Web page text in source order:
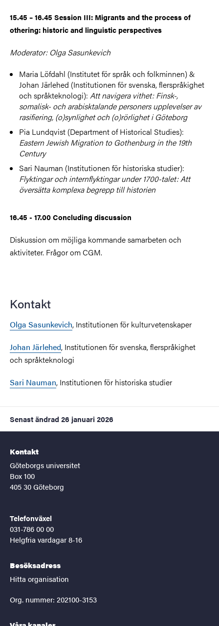
15.45 – 16.45 Session III: Migrants and the process of
othering: historic and linguistic perspectives
Moderator: Olga Sasunkevich
Maria Löfdahl (Institutet för språk och folkminnen) &
Johan Järlehed (Institutionen för svenska, flerspråkighet
och språkteknologi):Att navigera vithet: Finsk-,
somalisk- och arabisktalande personers upplevelser av
rasifiering, (o)synlighet och (o)rörlighet i Göteborg
Pia Lundqvist (Department of Historical Studies):
Eastern Jewish Migration to Gothenburg in the 19th
Century
Sari Nauman (Institutionen för historiska studier):
Flyktingar och internflyktingar under 1700-talet: Att
översätta komplexa begrepp till historien
16.45 - 17.00 Concluding discussion
Diskussion om möjliga kommande samarbeten och
aktiviteter. Frågor om CGM.
Kontakt
Olga Sasunkevich, Institutionen för kulturvetenskaper
Johan Järlehed, Institutionen för svenska, flerspråkighet
och språkteknologi
Sari Nauman, Institutionen för historiska studier
Senast ändrad 26 januari 2026
Kontakt
Göteborgs universitet
Box 100
405 30 Göteborg
Telefonväxel
031-786 00 00
Helgfria vardagar 8-16
Besöksadress
Hitta organisation
Org. nummer: 202100-3153